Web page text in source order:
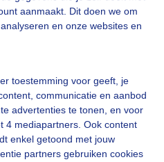
aanmaakt. Dit doen we om
en onze websites en
toestemming voor geeft, je
communicatie en aanbod
advertenties te tonen, en voor
4 mediapartners. Ook content
enkel getoond met jouw
partners gebruiken cookies
geduld aub...